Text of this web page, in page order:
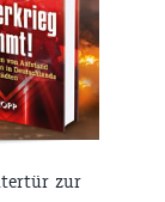
zur